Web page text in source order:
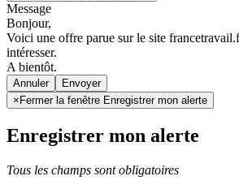
Message
Bonjour,
Voici une offre parue sur le site
intéresser.
A bientôt.
Annuler
× Fermer la fenêtre Enregistrer mon alerte
Enregistrer mon alerte
Tous les champs sont obligatoires